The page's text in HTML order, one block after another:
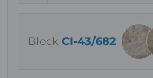
Block CI-43/682